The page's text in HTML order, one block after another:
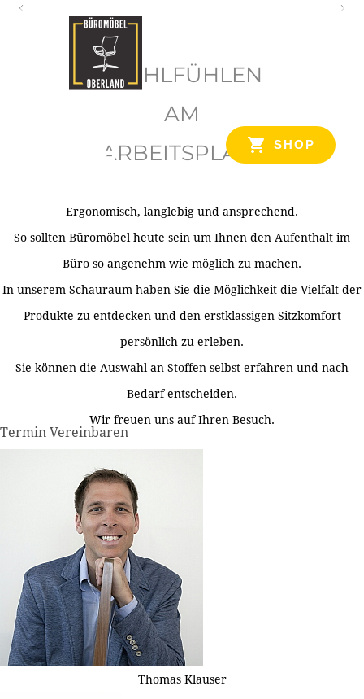
SHOP
WOHLFÜHLEN
AM
ARBEITSPLATZ
Ergonomisch, langlebig und ansprechend.
So sollten Büromöbel heute sein um Ihnen den Aufenthalt im
Büro so angenehm wie möglich zu machen.
In unserem Schauraum haben Sie die Möglichkeit die Vielfalt der
Produkte zu entdecken und den erstklassigen Sitzkomfort
persönlich zu erleben.
Sie können die Auswahl an Stoffen selbst erfahren und nach
Bedarf entscheiden.
Wir freuen uns auf Ihren Besuch.
Termin Vereinbaren
Thomas Klauser